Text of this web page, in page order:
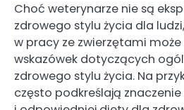
Choć weterynarze nie są
zdrowego stylu życia dla
w pracy ze zwierzętami
wskazówek dotyczących
zdrowego stylu życia. Na
często podkreślają